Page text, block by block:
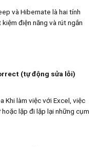
và Hibernate là hai tính
điện năng và rút ngắn
(tự động sửa lỗi)
Khi làm việc với Excel, việc
lặp đi lặp lại những cụm